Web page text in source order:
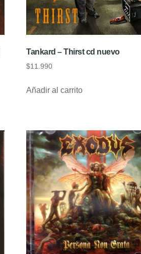
Tankard – Thirst cd nuevo
$11.990
Añadir al carrito